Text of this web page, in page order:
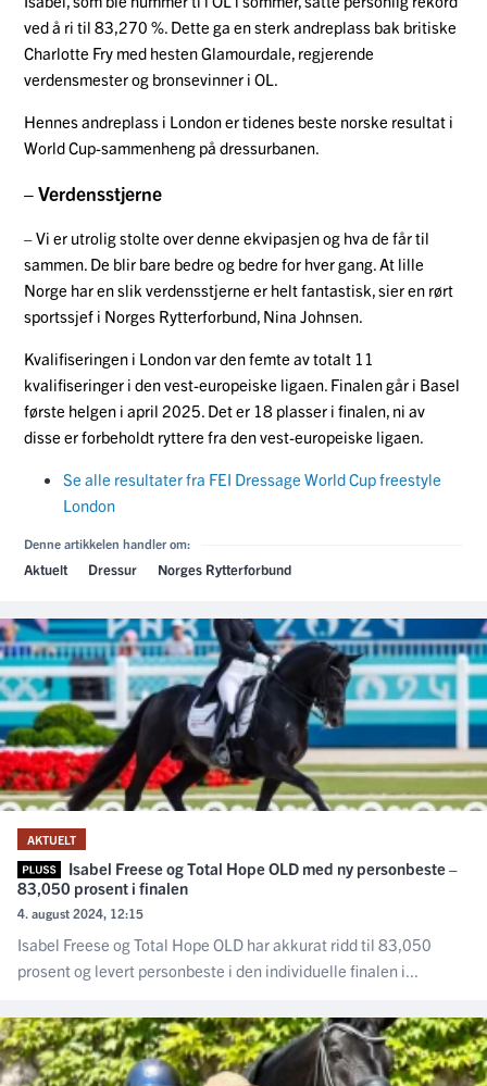
ved å ri til 83,270 %. Dette ga en sterk andreplass bak britiske
Charlotte Fry med hesten Glamourdale, regjerende
verdensmester og bronsevinner i OL.
Hennes andreplass i London er tidenes beste norske resultat i
World Cup-sammenheng på dressurbanen.
– Verdensstjerne
– Vi er utrolig stolte over denne ekvipasjen og hva de får til
sammen. De blir bare bedre og bedre for hver gang. At lille
Norge har en slik verdensstjerne er helt fantastisk, sier en rørt
sportssjef i Norges Rytterforbund, Nina Johnsen.
Kvalifiseringen i London var den femte av totalt 11
kvalifiseringer i den vest-europeiske ligaen. Finalen går i Basel
første helgen i april 2025. Det er 18 plasser i finalen, ni av
disse er forbeholdt ryttere fra den vest-europeiske ligaen.
Se alle resultater fra FEI Dressage World Cup freestyle
London
Denne artikkelen handler om:
Aktuelt Dressur Norges Rytterforbund
AKTUELT
Isabel Freese og Total Hope OLD med ny personbeste –
83,050 prosent i finalen
4. august 2024, 12:15
Isabel Freese og Total Hope OLD har akkurat ridd til 83,050
prosent og levert personbeste i den individuelle finalen i...